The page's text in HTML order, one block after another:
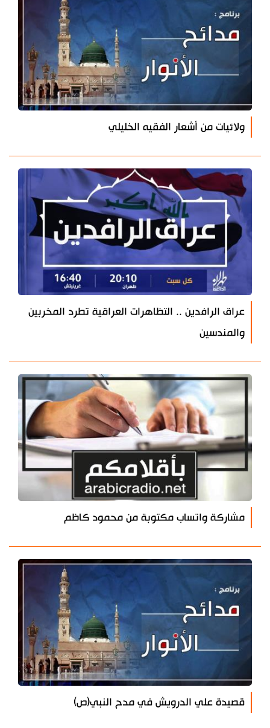
ولائيات من أشعار الفقيه الخليلي
عراق الرافدين .. التظاهرات العراقية تطرد المخربين
والمندسين
مشاركة واتساب مكتوبة من محمود كاظم
قصيدة علي الدرويش في مدح النبي(ص)